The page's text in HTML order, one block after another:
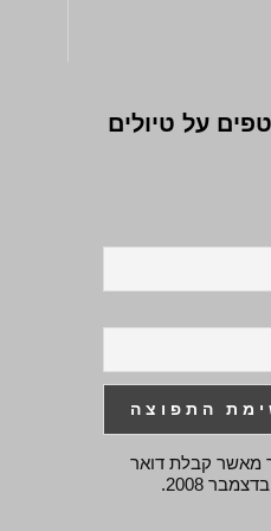
על טיולים
מאשר קבלת דואר